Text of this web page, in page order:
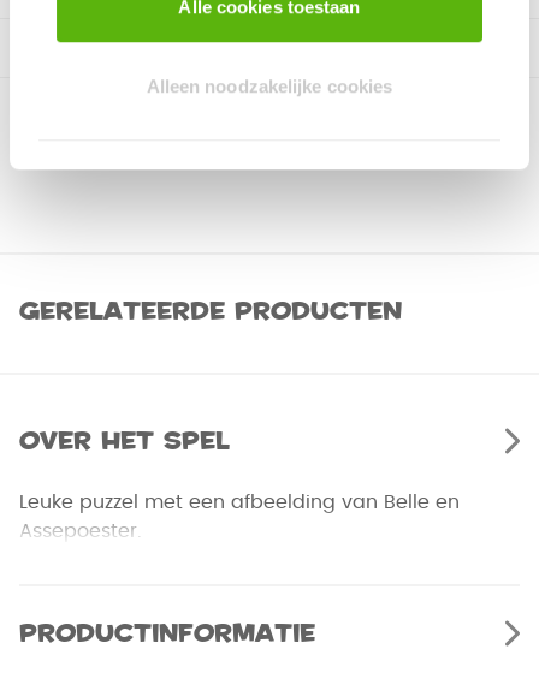
Alle cookies toestaan
Alleen noodzakelijke cookies
Gerelateerde producten
Over het spel
Leuke puzzel met een afbeelding van Belle en
Assepoester.
Productinformatie